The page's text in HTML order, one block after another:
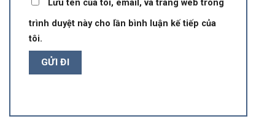
Lưu tên của tôi, email, và trang web trong
trình duyệt này cho lần bình luận kế tiếp của
tôi.